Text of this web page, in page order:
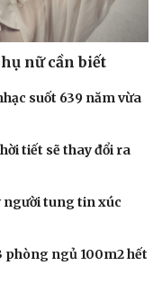
nữ cần biết
suốt 639 năm vừa
tiết sẽ thay đổi ra
người tung tin xúc
phòng ngủ 100m2 hết